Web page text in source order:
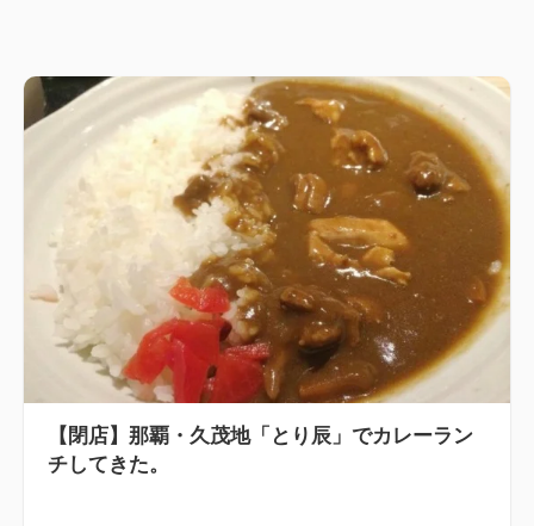
【閉店】那覇・久茂地「とり辰」でカレーラン
チしてきた。